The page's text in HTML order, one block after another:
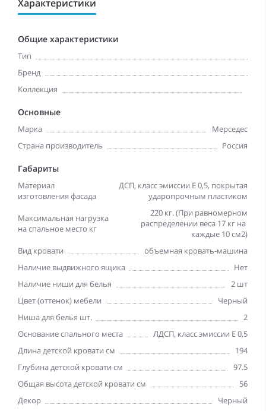
Характеристики
Общие характеристики
Тип
Бренд
Коллекция
Основные
Марка
Мерседес
Страна производитель
Россия
Габариты
Материал
изготовления фасада
ДСП, класс эмиссии Е 0,5, покрытая
ударопрочным пластиком
Максимальная нагрузка
на спальное место кг
220 кг. (При равномерном
распределении веса 17 кг на
каждые 10 см2)
Вид кровати
объемная кровать-машина
Наличие выдвижного ящика
Нет
Наличие ниши для белья
2 шт
Цвет (оттенок) мебели
Черный
Ниша для белья шт.
2
Основание спального места
ЛДСП, класс эмиссии Е 0,5
Длина детской кровати см
194
Глубина детской кровати см
97.5
Общая высота детской кровати см
56
Декор
Черный